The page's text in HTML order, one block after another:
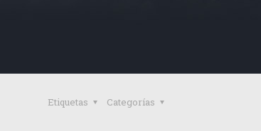
Categorías
Etiquetas